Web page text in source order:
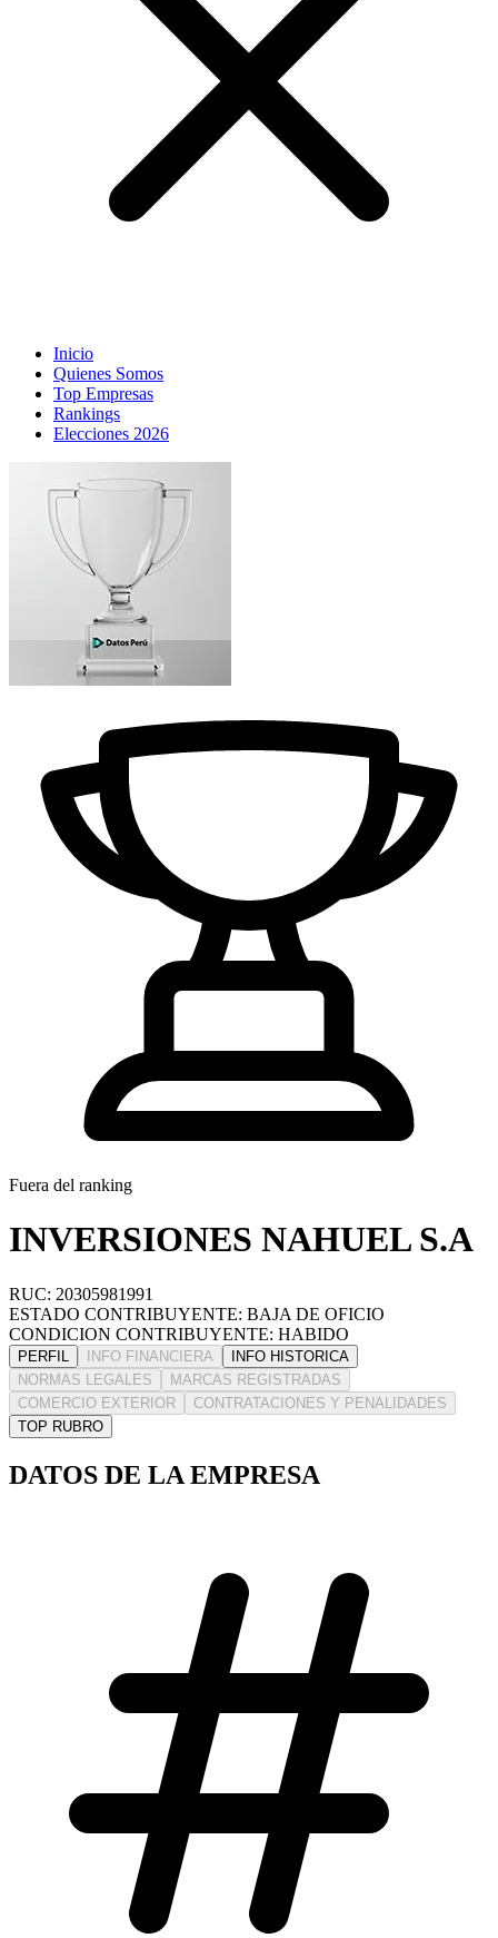
Inicio
Quienes Somos
Top Empresas
Rankings
Elecciones 2026
Fuera del ranking
INVERSIONES NAHUEL S.A
RUC: 20305981991
ESTADO CONTRIBUYENTE: BAJA DE OFICIO
CONDICION CONTRIBUYENTE: HABIDO
PERFIL INFO FINANCIERA
INFO HISTORICA
NORMAS LEGALES
MARCAS REGISTRADAS
COMERCIO EXTERIOR
CONTRATACIONES Y PENALIDADES
TOP RUBRO
DATOS DE LA EMPRESA